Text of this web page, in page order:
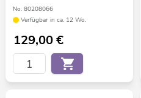
No. 80208066
Verfügbar in ca. 12 Wo.
129,00€